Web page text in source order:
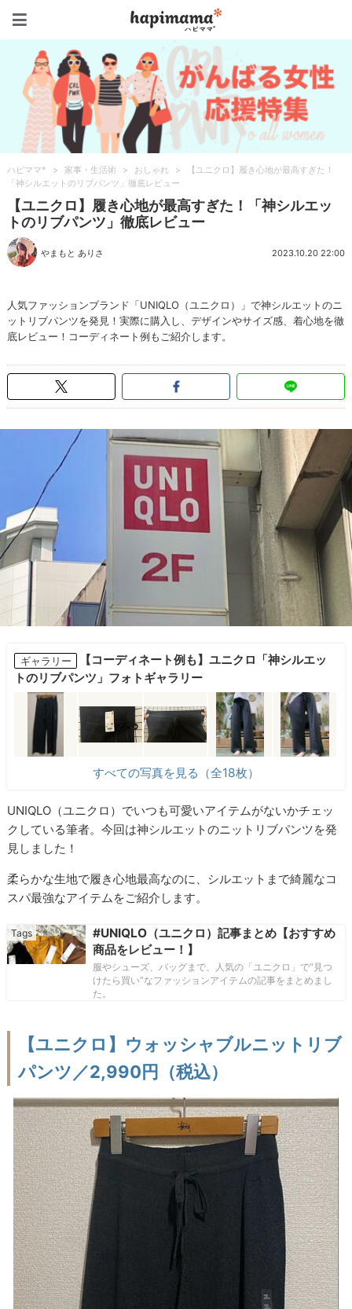
ハピママ* > 家事・生活術 > おしゃれ >
【ユニクロ】履き心地が最高すぎた！
「神シルエットのリブパンツ」徹底レビュー
【ユニクロ】履き心地が最高すぎた！「神シルエッ
トのリブパンツ」徹底レビュー
やまもと ありさ 2023.10.20 22:00
人気ファッションブランド「UNIQLO（ユニクロ）」で神シルエットのニ
ットリブパンツを発見！実際に購入し、デザインやサイズ感、着心地を徹
底レビュー！コーディネート例もご紹介します。
ギャラリー
【コーディネート例も】ユニクロ「神シルエッ
トのリブパンツ」フォトギャラリー
すべての写真を見る（全18枚）
UNIQLO（ユニクロ）でいつも可愛いアイテムがないかチェッ
クしている筆者。今回は神シルエットのニットリブパンツを発
見しました！
柔らかな生地で履き心地最高なのに、シルエットまで綺麗なコ
スパ最強なアイテムをご紹介します。
#UNIQLO（ユニクロ）記事まとめ【おすすめ
商品をレビュー！】
服やシューズ、バッグまで、人気の「ユニクロ」で“見つ
けたら買い”なファッションアイテムの記事をまとめまし
た。
【ユニクロ】ウォッシャブルニットリブ
パンツ／2,990円（税込）